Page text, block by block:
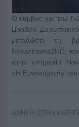
Θρίαμβος για τον
Βραβεία
μεταδώσει τη
Novacinema2HD,
στην υπηρεσία
«Η Ευνοούμενη»
ΑΝΗΚΕΙ ΣΤΗΝ